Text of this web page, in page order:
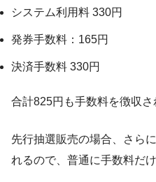
システム利用料 330円
発券手数料：165円
決済手数料 330円
合計825円も手数料を徴収さ
先行抽選販売の場合、さら
れるので、普通に手数料だ